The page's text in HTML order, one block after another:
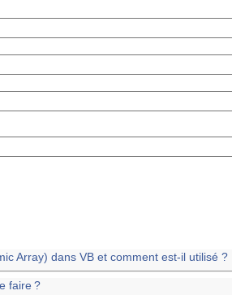
Array) dans VB et comment est-il utilisé ?
faire ?